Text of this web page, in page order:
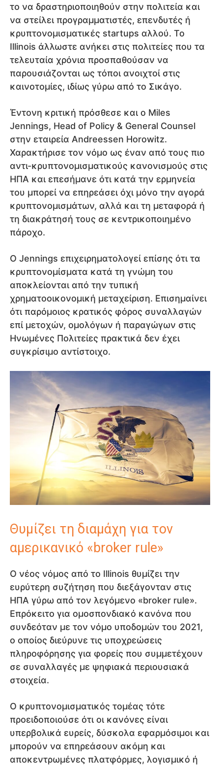
το να δραστηριοποιηθούν στην πολιτεία και
να στείλει προγραμματιστές, επενδυτές ή
κρυπτονομισματικές startups αλλού. Το
Illinois άλλωστε ανήκει στις πολιτείες που τα
τελευταία χρόνια προσπαθούσαν να
παρουσιάζονται ως τόποι ανοιχτοί στις
καινοτομίες, ιδίως γύρω από το Σικάγο.
Έντονη κριτική πρόσθεσε και ο Miles
Jennings, Head of Policy & General Counsel
στην εταιρεία Andreessen Horowitz.
Χαρακτήρισε τον νόμο ως έναν από τους πιο
αντι-κρυπτονομισματικούς κανονισμούς στις
ΗΠΑ και επεσήμανε ότι κατά την ερμηνεία
του μπορεί να επηρεάσει όχι μόνο την αγορά
κρυπτονομισμάτων, αλλά και τη μεταφορά ή
τη διακράτησή τους σε κεντρικοποιημένο
πάροχο.
Ο Jennings επιχειρηματολογεί επίσης ότι τα
κρυπτονομίσματα κατά τη γνώμη του
αποκλείονται από την τυπική
χρηματοοικονομική μεταχείριση. Επισημαίνει
ότι παρόμοιος κρατικός φόρος συναλλαγών
επί μετοχών, ομολόγων ή παραγώγων στις
Ηνωμένες Πολιτείες πρακτικά δεν έχει
συγκρίσιμο αντίστοιχο.
Θυμίζει τη διαμάχη για τον
αμερικανικό «broker rule»
Ο νέος νόμος από το Illinois θυμίζει την
ευρύτερη συζήτηση που διεξάγονταν στις
ΗΠΑ γύρω από τον λεγόμενο «broker rule».
Επρόκειτο για ομοσπονδιακό κανόνα που
συνδεόταν με τον νόμο υποδομών του 2021,
ο οποίος διεύρυνε τις υποχρεώσεις
πληροφόρησης για φορείς που συμμετέχουν
σε συναλλαγές με ψηφιακά περιουσιακά
στοιχεία.
Ο κρυπτονομισματικός τομέας τότε
προειδοποιούσε ότι οι κανόνες είναι
υπερβολικά ευρείς, δύσκολα εφαρμόσιμοι και
μπορούν να επηρεάσουν ακόμη και
αποκεντρωμένες πλατφόρμες, λογισμικό ή